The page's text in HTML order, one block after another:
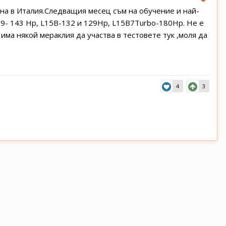
в Италия.Следващия месец съм на обучение и най-
143 Hp, L15B-132 и 129Hp, L15B7Turbo-180Hp. Не е
някой мераклия да участва в тестовете тук ,моля да
4 3